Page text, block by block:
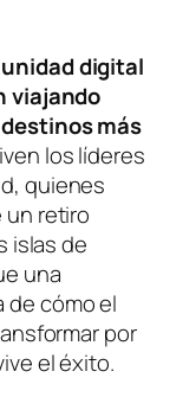
digital
viajando
más
los líderes
quienes
retiro
islas de
una
de cómo el
por
el éxito.